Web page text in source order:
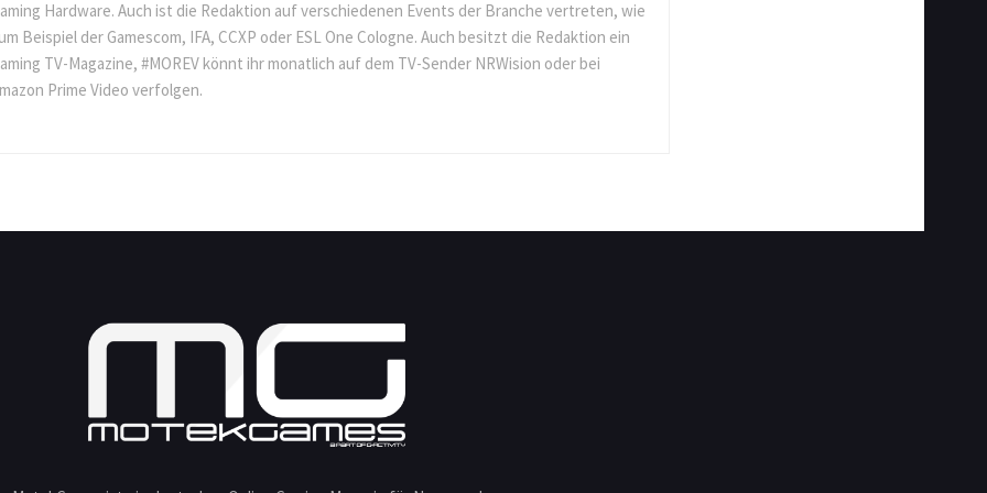
Hardware. Auch ist die Redaktion auf verschiedenen Events der Branche vertreten, wie
Beispiel der Gamescom, IFA, CCXP oder ESL One Cologne. Auch besitzt die Redaktion ein
TV-Magazine, #MOREV könnt ihr monatlich auf dem TV-Sender NRWision oder bei
Prime Video verfolgen.